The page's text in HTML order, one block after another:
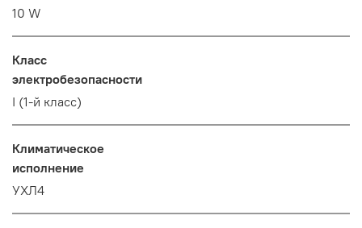
10 W
Класс
электробезопасности
I (1-й класс)
Климатическое
исполнение
УХЛ4